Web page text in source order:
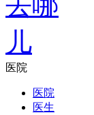
医院
医院
医生